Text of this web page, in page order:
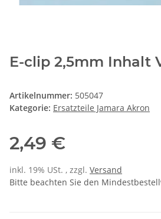
E-clip 2,5mm Inhalt
Artikelnummer: 505047
Kategorie: Ersatzteile Jamara Akron
2,49 €
inkl. 19% USt. , zzgl. Versand
Bitte beachten Sie den